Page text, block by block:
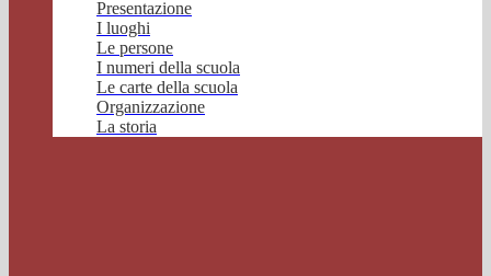
Presentazione
I luoghi
Le persone
I numeri della scuola
Le carte della scuola
Organizzazione
La storia